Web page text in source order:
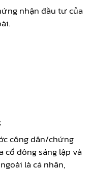
nhận đầu tư của
công dân/chứng
cổ đông sáng lập và
là cá nhân,